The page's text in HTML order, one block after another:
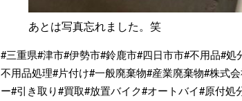
あとは写真忘れました。笑
#三重県#津市#伊勢市#鈴鹿市#四日市市#不用品#
不用品処理#片付け#一般廃棄物#産業廃棄物#株式
ー#引き取り#買取#放置バイク#オートバイ#原付